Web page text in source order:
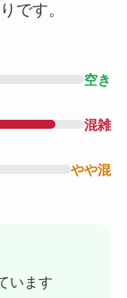
です。
空き
混雑
やや混
います